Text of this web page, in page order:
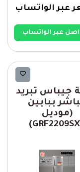
عبر الواتساب
عبر الواتساب
جيباس تبريد
ببابين
(موديل